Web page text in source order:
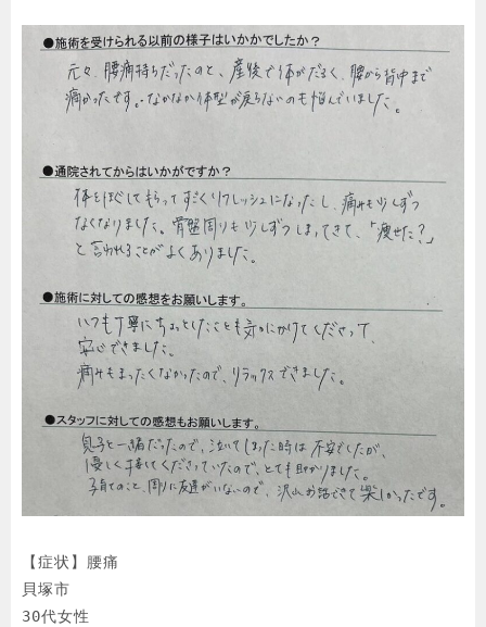
【症状】腰痛
貝塚市
30代女性